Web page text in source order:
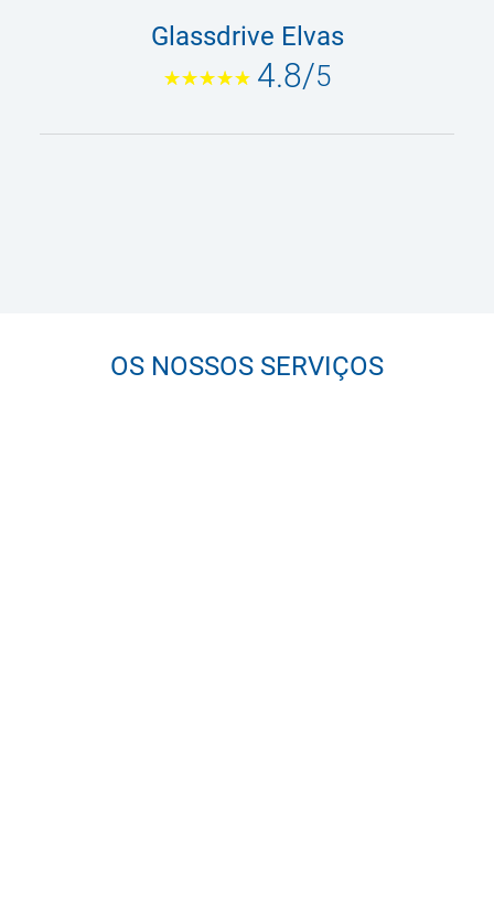
Glassdrive Elvas
4.8/5
OS NOSSOS SERVIÇOS